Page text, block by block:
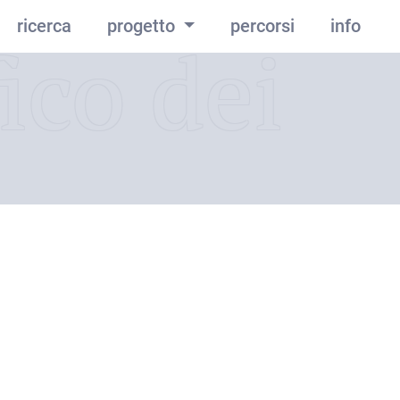
ricerca progetto percorsi info
dei